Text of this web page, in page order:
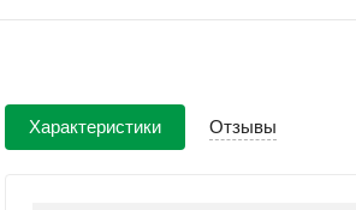
Характеристики Отзывы